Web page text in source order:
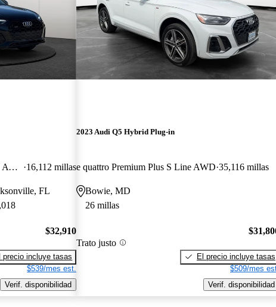
e quattro Prestige S Line 55 TFSI AWD 16,112 millas
FL
$32,910
precio incluye tasas
$539/mes est.
Verif. disponibilidad
2023 Audi Q5 Hybrid Plug-in
e quattro Premium Plus S Line AWD 35,116 millas
Bowie, MD
26 millas
Trato justo
El precio incluye tasas
$509/mes
Verif. disponibilidad